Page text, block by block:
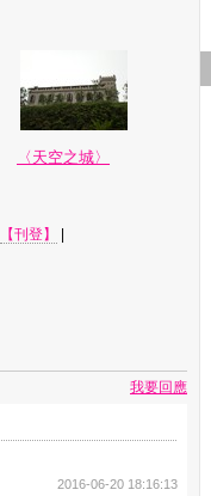
〈天空之城〉
【刊登】
我要回應
2016-06-20 18:16:13